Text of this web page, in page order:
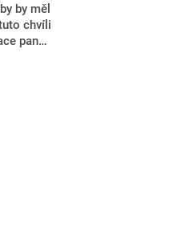
by měl
chvíli
pana